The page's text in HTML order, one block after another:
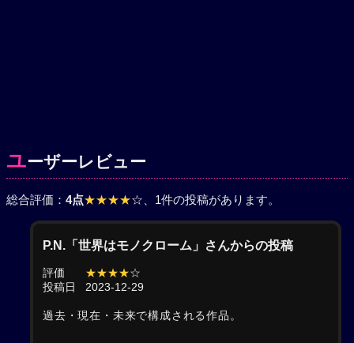
ユーザーレビュー
総合評価： 4点★★★★☆ 、1件の投稿があります。
P.N.「世界はモノクローム」さんからの投稿
評価 ★★★★☆
投稿日
2023-12-29
過去・現在・未来で構成される作品。